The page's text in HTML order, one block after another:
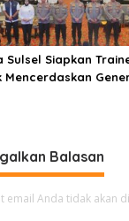
Sulsel Siapkan
Mencerdaskan
Balasan
email Anda tidak akan